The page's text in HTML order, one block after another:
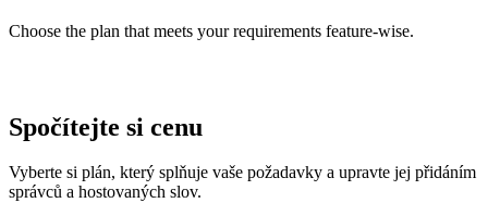
Choose the plan that meets your requirements feature-wise.
Spočítejte si cenu
Vyberte si plán, který splňuje vaše požadavky a upravte jej přidáním
správců a hostovaných slov.